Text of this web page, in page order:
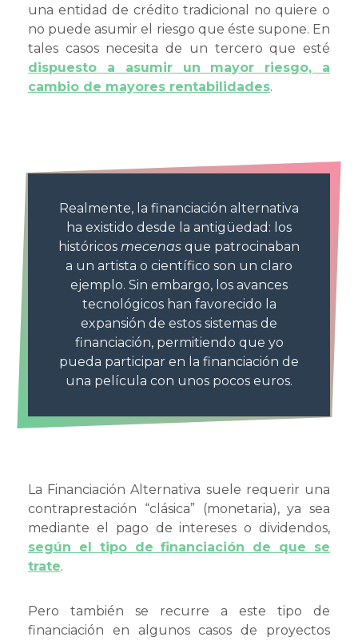
una entidad de crédito tradicional no quiere o
no puede asumir el riesgo que éste supone. En
tales casos necesita de un tercero que esté
dispuesto a asumir un mayor riesgo, a
cambio de mayores rentabilidades.
Realmente, la financiación alternativa
ha existido desde la antigüedad: los
históricos mecenas que patrocinaban
a un artista o científico son un claro
ejemplo. Sin embargo, los avances
tecnológicos han favorecido la
expansión de estos sistemas de
financiación, permitiendo que yo
pueda participar en la financiación de
una película con unos pocos euros.
La Financiación Alternativa suele requerir una
contraprestación “clásica” (monetaria), ya sea
mediante el pago de intereses o dividendos,
según el tipo de financiación de que se
trate.
Pero también se recurre a este tipo de
financiación en algunos casos de proyectos